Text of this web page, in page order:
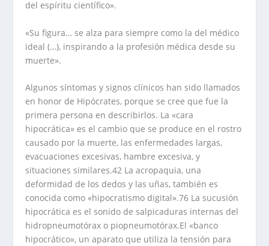
del espíritu científico».
«Su figura… se alza para siempre como la del médico
ideal (…), inspirando a la profesión médica desde su
muerte».
Algunos síntomas y signos clínicos han sido llamados
en honor de Hipócrates, porque se cree que fue la
primera persona en describirlos. La «cara
hipocrática» es el cambio que se produce en el rostro
causado por la muerte, las enfermedades largas,
evacuaciones excesivas, hambre excesiva, y
situaciones similares.42 La acropaquia, una
deformidad de los dedos y las uñas, también es
conocida como «hipocratismo digital».76 La sucusión
hipocrática es el sonido de salpicaduras internas del
hidropneumotórax o piopneumotórax.El «banco
hipocrático», un aparato que utiliza la tensión para